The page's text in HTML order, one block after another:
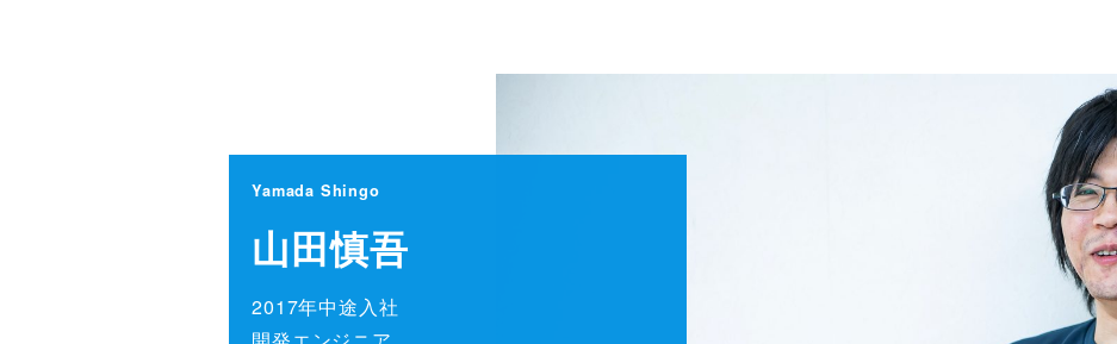
Yamada Shingo
山田慎吾
2017年中途入社